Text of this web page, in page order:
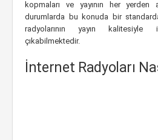
kopmaları ve yayının her yerden
durumlarda bu konuda bir
radyolarının yayın kalitesiyle
çıkabilmektedir.
İnternet Radyoları